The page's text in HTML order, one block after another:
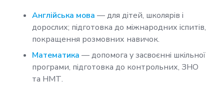
Англійська мова — для дітей, школярів і
дорослих; підготовка до міжнародних іспитів,
покращення розмовних навичок.
Математика — допомога у засвоєнні шкільної
програми, підготовка до контрольних, ЗНО
та НМТ.